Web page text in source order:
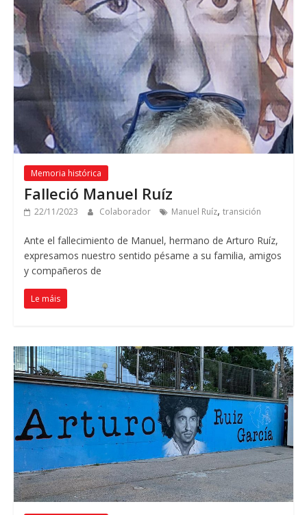
Memoria histórica
Falleció Manuel Ruíz
22/11/2023 Colaborador Manuel Ruíz, transición
Ante el fallecimiento de Manuel, hermano de Arturo Ruíz,
expresamos nuestro sentido pésame a su familia, amigos
y compañeros de
Le máis